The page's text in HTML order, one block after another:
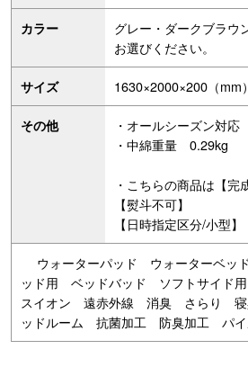
カラー
グレー・ダークブラウ
お選びください。
サイズ 1630×2000×200（mm）
その他
・オールシーズン対応
・中綿重量 0.29kg
・こちらの商品は【完
【熨斗不可】
【日時指定区分/小型】
ウォーターパッド ウォーターベッ
ッド用 ベッドバッド ソフトサイド
スイオン 遠赤外線 消臭 さらり
ッドルーム 抗菌加工 防臭加工 パ